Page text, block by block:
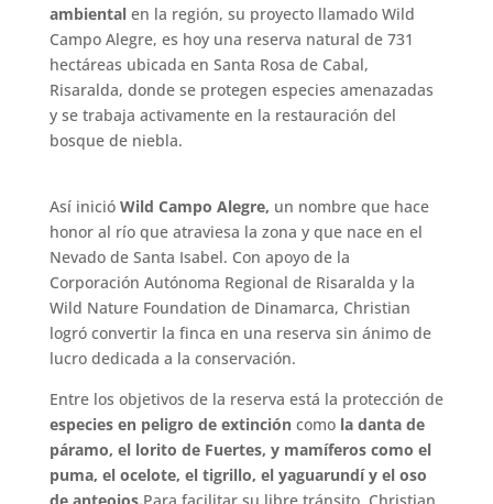
ambientalen la región, su proyecto llamado Wild
Campo Alegre, es hoy una reserva natural de 731
hectáreas ubicada en Santa Rosa de Cabal,
Risaralda, donde se protegen especies amenazadas
y se trabaja activamente en la restauración del
bosque de niebla.
Así inició Wild Campo Alegre, un nombre que hace
honor al río que atraviesa la zona y que nace en el
Nevado de Santa Isabel. Con apoyo de la
Corporación Autónoma Regional de Risaralda y la
Wild Nature Foundation de Dinamarca, Christian
logró convertir la finca en una reserva sin ánimo de
lucro dedicada a la conservación.
Entre los objetivos de la reserva está la protección de
especies en peligro de extinción comola danta de
páramo, el lorito de Fuertes, y mamíferos como el
puma, el ocelote, el tigrillo, el yaguarundí y el oso